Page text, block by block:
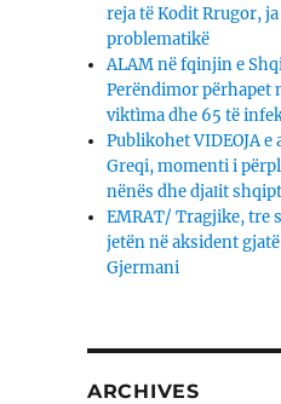
reja të Kodit Rrugor,
problematikë
ALAM në fqinjin e
Perëndimor përhapet
viktìma dhe 65 të
Publikohet VIDEOJA
Greqi, momenti i
nënës dhe djaΙit
EMRAT/ Tragjike, tre
jetën në aksident
Gjermani
ARCHIVES